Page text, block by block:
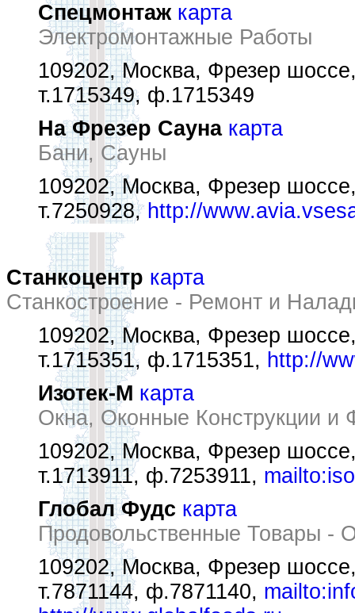
Спецмонтаж карта
Электромонтажные Работы
109202, Москва, Фрезер
т.1715349, ф.1715349
На Фрезер Сауна карта
Бани, Сауны
109202, Москва, Фрезер
т.7250928, http://
Станкоцентр карта
Станкостроение - Ремонт и
109202, Москва, Фрезер
т.1715351, ф.1715351, http://
Изотек-М карта
Окна, Оконные Конструкции и
109202, Москва, Фрезер
т.1713911, ф.7253911,
Глобал Фудс карта
Продовольственные Товары -
109202, Москва, Фрезер
т.7871144, ф.7871140,